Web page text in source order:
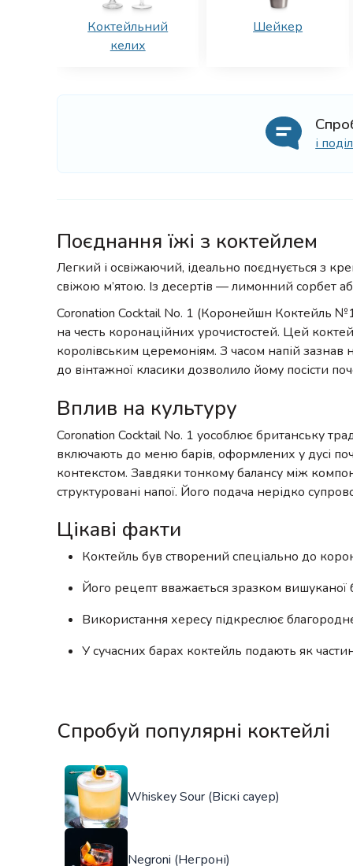
Коктейльний
келих
Шейкер
і
Поєднання їжі з коктейлем
Легкий і освіжаючий, ідеально поєднується з
свіжою м’ятою. Із десертів — лимонний сорбет
Coronation Cocktail No. 1 (Коронейшн Коктейль
на честь коронаційних урочистостей. Цей
королівським церемоніям. З часом напій
до вінтажної класики дозволило йому посісти
Вплив на культуру
Coronation Cocktail No. 1 уособлює британську
включають до меню барів, оформлених у дусі
контекстом. Завдяки тонкому балансу між
структуровані напої. Його подача нерідко
Цікаві факти
Коктейль був створений спеціально до
Його рецепт вважається зразком вишуканої
Використання хересу підкреслює
У сучасних барах коктейль подають як
Спробуй популярні коктейлі
Whiskey Sour (Віскі сауер)
Negroni (Негроні)